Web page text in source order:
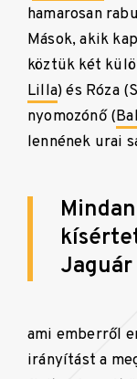
hamarosan
Mások, akik
köztük két
Lilla) és Róza
nyomozónő (
lennének urai
Jaguár
ami emberről
irányítást a